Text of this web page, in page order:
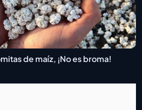
de maíz, ¡No es broma!